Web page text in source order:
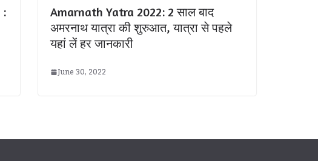
:
Amarnath Yatra 2022: 2 साल बाद
अमरनाथ यात्रा की शुरुआत, यात्रा से पहले
यहां लें हर जानकारी
June 30, 2022